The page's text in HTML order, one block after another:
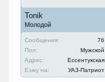
Tonik
Молодой
Сообщения:
76
Пол:
Мужской
Адрес:
Ессентукская
Езжу на:
УАЗ-Патриот